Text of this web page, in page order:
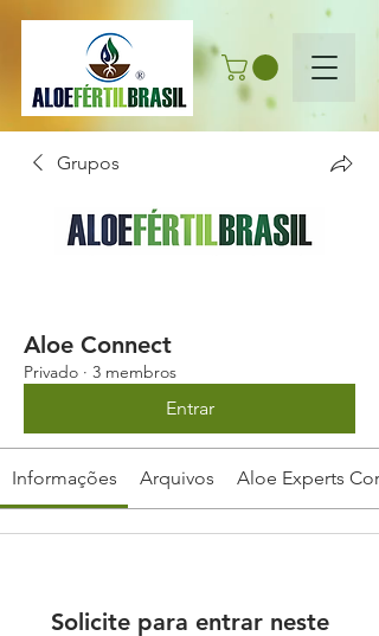
Grupos
Aloe Connect
Privado · 3 membros
Entrar
Informações Arquivos Aloe Experts
Solicite para entrar neste